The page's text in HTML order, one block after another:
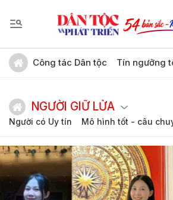
Công tác Dân tộc Tín ngưỡng
NGƯỜI GIỮ LỬA
Người có Uy tín Mô hình tốt - câu